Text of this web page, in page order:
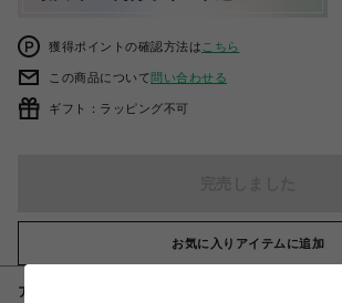
獲得ポイントの確認方法は こちら
この商品について問い合わせる
ギフト：ラッピング不可
お気に入りアイテムに追加
アイテム説明 / 素材